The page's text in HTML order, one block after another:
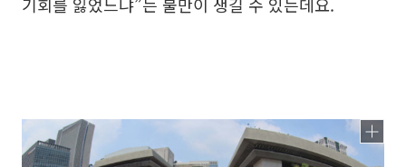
기회를 잃었느냐”는 불만이 생길 수 있는데요.